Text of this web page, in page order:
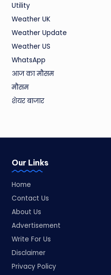
Utility
Weather UK
Weather Update
Weather US
WhatsApp
आज का मौसम
मौसम
शेयर बाजार
Our Links
Home
Contact Us
About Us
Advertisement
Write For Us
Disclaimer
Privacy Policy